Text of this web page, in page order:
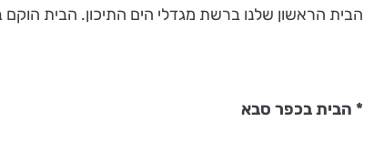
הבית הראשון שלנו ברשת מגדלי הים התיכון. הבית הוקם בשנת 1982 במיקום מיוחד, ממש לאורך קו הים, לצד הטיילת
* הבית בכפר סבא